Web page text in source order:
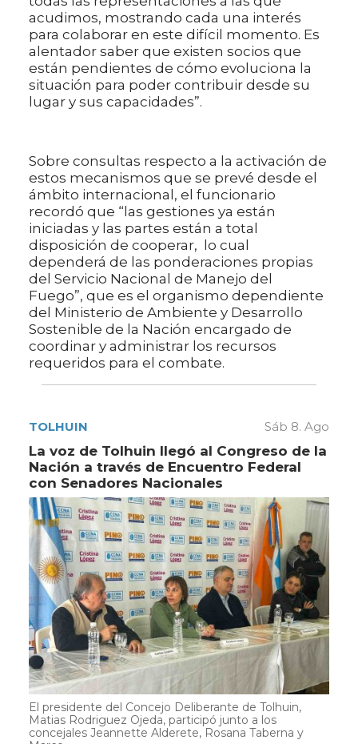
acudimos, mostrando cada una interés
para colaborar en este difícil momento. Es
alentador saber que existen socios que
están pendientes de cómo evoluciona la
situación para poder contribuir desde su
lugar y sus capacidades”.
Sobre consultas respecto a la activación de
estos mecanismos que se prevé desde el
ámbito internacional, el funcionario
recordó que “las gestiones ya están
iniciadas y las partes están a total
disposición de cooperar, lo cual
dependerá de las ponderaciones propias
del Servicio Nacional de Manejo del
Fuego”, que es el organismo dependiente
del Ministerio de Ambiente y Desarrollo
Sostenible de la Nación encargado de
coordinar y administrar los recursos
requeridos para el combate.
TOLHUIN Sáb 8. Ago
La voz de Tolhuin llegó al Congreso de la
Nación a través de Encuentro Federal
con Senadores Nacionales
El presidente del Concejo Deliberante de Tolhuin,
Matias Rodriguez Ojeda, participó junto a los
concejales Jeannette Alderete, Rosana Taberna y